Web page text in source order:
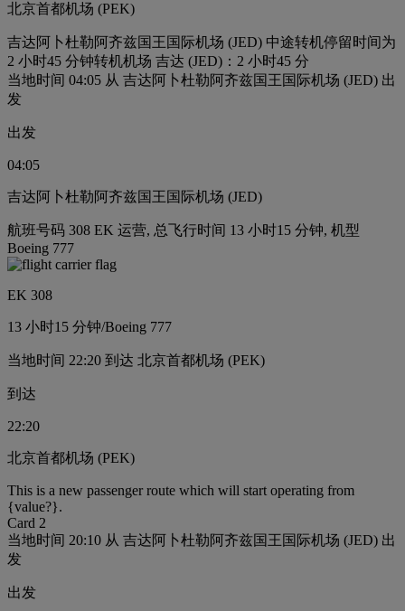
北京首都机场 (PEK)
吉达阿卜杜勒阿齐兹国王国际机场 (JED) 中途转机停留时间为
2 小时45 分钟转机机场 吉达 (JED)：2 小时45 分
当地时间 04:05 从 吉达阿卜杜勒阿齐兹国王国际机场 (JED) 出
发
出发
04:05
吉达阿卜杜勒阿齐兹国王国际机场 (JED)
航班号码 308 EK 运营, 总飞行时间 13 小时15 分钟, 机型
Boeing 777
EK 308
13 小时15 分钟/Boeing 777
当地时间 22:20 到达 北京首都机场 (PEK)
到达
22:20
北京首都机场 (PEK)
This is a new passenger route which will start operating from
{value?}.
Card 2
当地时间 20:10 从 吉达阿卜杜勒阿齐兹国王国际机场 (JED) 出
发
出发